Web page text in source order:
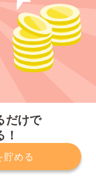
だけで
貯める
運営会社